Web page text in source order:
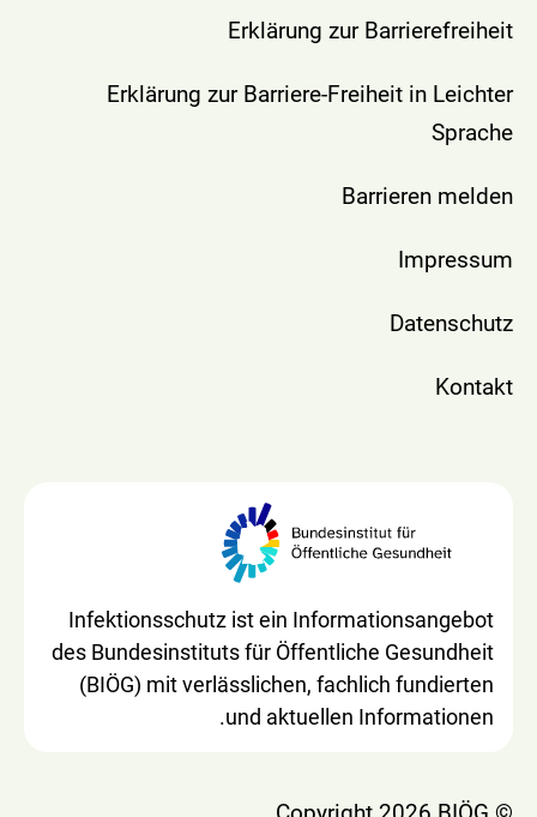
Erklärung zur Barrierefreiheit
Erklärung zur Barriere-Freiheit in Leichter
Sprache
Barrieren melden
Impressum
Datenschutz
Kontakt
Infektionsschutz ist ein Informationsangebot
des Bundesinstituts für Öffentliche Gesundheit
(BIÖG) mit verlässlichen, fachlich fundierten
und aktuellen Informationen.